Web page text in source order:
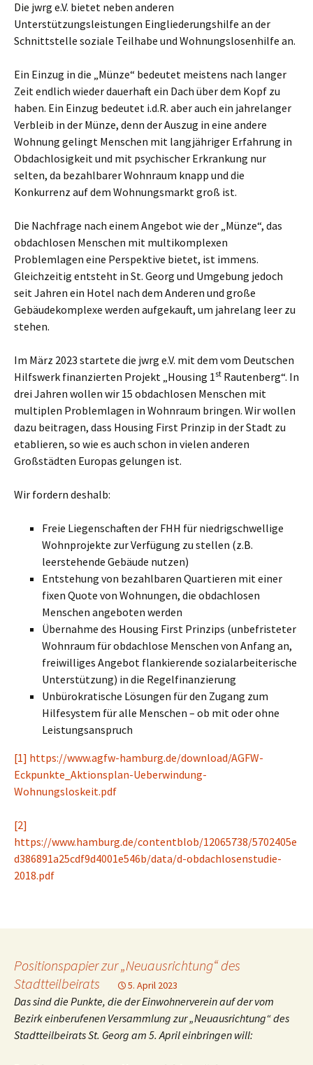
Die jwrg e.V. bietet neben anderen
Unterstützungsleistungen Eingliederungshilfe an der
Schnittstelle soziale Teilhabe und Wohnungslosenhilfe an.
Ein Einzug in die „Münze“ bedeutet meistens nach langer
Zeit endlich wieder dauerhaft ein Dach über dem Kopf zu
haben. Ein Einzug bedeutet i.d.R. aber auch ein jahrelanger
Verbleib in der Münze, denn der Auszug in eine andere
Wohnung gelingt Menschen mit langjähriger Erfahrung in
Obdachlosigkeit und mit psychischer Erkrankung nur
selten, da bezahlbarer Wohnraum knapp und die
Konkurrenz auf dem Wohnungsmarkt groß ist.
Die Nachfrage nach einem Angebot wie der „Münze“, das
obdachlosen Menschen mit multikomplexen
Problemlagen eine Perspektive bietet, ist immens.
Gleichzeitig entsteht in St. Georg und Umgebung jedoch
seit Jahren ein Hotel nach dem Anderen und große
Gebäudekomplexe werden aufgekauft, um jahrelang leer zu
stehen.
Im März 2023 startete die jwrg e.V. mit dem vom Deutschen
Hilfswerk finanzierten Projekt „Housing 1st Rautenberg“. In
drei Jahren wollen wir 15 obdachlosen Menschen mit
multiplen Problemlagen in Wohnraum bringen. Wir wollen
dazu beitragen, dass Housing First Prinzip in der Stadt zu
etablieren, so wie es auch schon in vielen anderen
Großstädten Europas gelungen ist.
Wir fordern deshalb:
Freie Liegenschaften der FHH für niedrigschwellige
Wohnprojekte zur Verfügung zu stellen (z.B.
leerstehende Gebäude nutzen)
Entstehung von bezahlbaren Quartieren mit einer
fixen Quote von Wohnungen, die obdachlosen
Menschen angeboten werden
Übernahme des Housing First Prinzips (unbefristeter
Wohnraum für obdachlose Menschen von Anfang an,
freiwilliges Angebot flankierende sozialarbeiterische
Unterstützung) in die Regelfinanzierung
Unbürokratische Lösungen für den Zugang zum
Hilfesystem für alle Menschen – ob mit oder ohne
Leistungsanspruch
[1] https://www.agfw-hamburg.de/download/AGFW-
Eckpunkte_Aktionsplan-Ueberwindung-
Wohnungsloskeit.pdf
[2]
https://www.hamburg.de/contentblob/12065738/5702405e
d386891a25cdf9d4001e546b/data/d-obdachlosenstudie-
2018.pdf
Positionspapier zur „Neuausrichtung“ des
Stadtteilbeirats
5. April 2023
Das sind die Punkte, die der Einwohnerverein auf der vom
Bezirk einberufenen Versammlung zur „Neuausrichtung“ des
Stadtteilbeirats St. Georg am 5. April einbringen will: